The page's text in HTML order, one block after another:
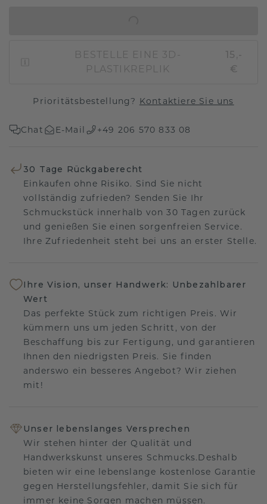
BESTELLE EINE 3D-
PLASTIKREPLIK
15,-
€
Prioritätsbestellung? Kontaktiere Sie uns
Chat E-Mail +49 206 570 833 08
30 Tage Rückgaberecht
Einkaufen ohne Risiko. Sind Sie nicht
vollständig zufrieden? Senden Sie Ihr
Schmuckstück innerhalb von 30 Tagen zurück
und genießen Sie einen sorgenfreien Service.
Ihre Zufriedenheit steht bei uns an erster Stelle.
Ihre Vision, unser Handwerk: Unbezahlbarer
Wert
Das perfekte Stück zum richtigen Preis. Wir
kümmern uns um jeden Schritt, von der
Beschaffung bis zur Fertigung, und garantieren
Ihnen den niedrigsten Preis. Sie finden
anderswo ein besseres Angebot? Wir ziehen
mit!
Unser lebenslanges Versprechen
Wir stehen hinter der Qualität und
Handwerkskunst unseres Schmucks.Deshalb
bieten wir eine lebenslange kostenlose Garantie
gegen Herstellungsfehler, damit Sie sich für
immer keine Sorgen machen müssen.